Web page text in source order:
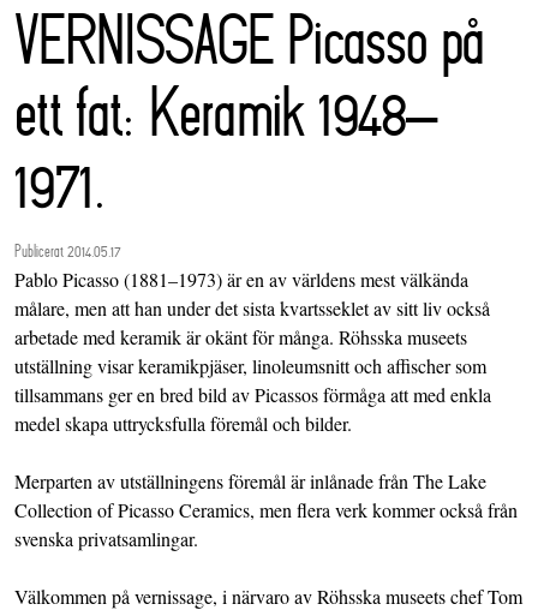
VERNISSAGE Picasso på
ett fat: Keramik 1948–
1971.
Publicerat 2014.05.17
Pablo Picasso (1881–1973) är en av världens mest välkända
målare, men att han under det sista kvartsseklet av sitt liv också
arbetade med keramik är okänt för många. Röhsska museets
utställning visar keramikpjäser, linoleumsnitt och affischer som
tillsammans ger en bred bild av Picassos förmåga att med enkla
medel skapa uttrycksfulla föremål och bilder.
Merparten av utställningens föremål är inlånade från The Lake
Collection of Picasso Ceramics, men flera verk kommer också från
svenska privatsamlingar.
Välkommen på vernissage, i närvaro av Röhsska museets chef Tom